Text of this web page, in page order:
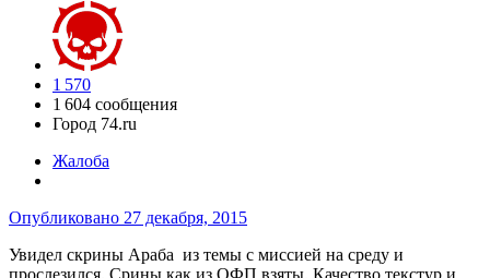
1 570
1 604 сообщения
Город 74.ru
Жалоба
Опубликовано 27 декабря, 2015
Увидел скрины Араба из темы с миссией на среду и
прослезился. Срины как из ОФП взяты. Качество текстур и